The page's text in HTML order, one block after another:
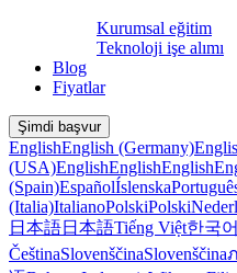
Kurumsal eğitim
Teknoloji işe alımı
Blog
Fiyatlar
Şimdi başvur
EnglishEnglish (Germany)
(USA)EnglishEnglishEnglish
(Spain)EspañolÍslenska
(Italia)ItalianoPolskiPolski
日本語日本語Tiếng Việt한국어
ČeštinaSlovenščinaSlovenščina